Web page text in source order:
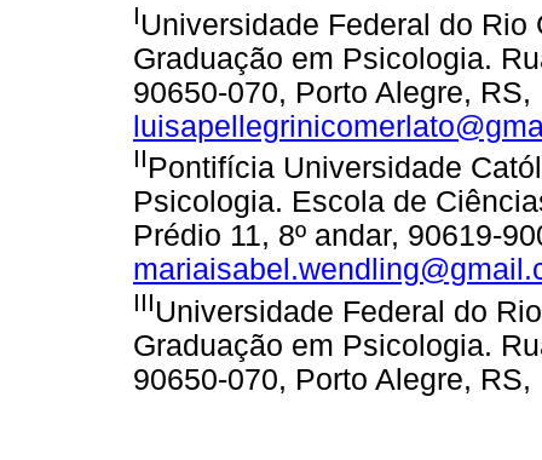
IUniversidade Federal do
Graduação em Psicologia.
90650-070, Porto Alegre,
IIPontifícia Universidade
Psicologia. Escola de
Prédio 11, 8º andar, 90619-
IIIUniversidade Federal do
Graduação em Psicologia.
90650-070, Porto Alegre,